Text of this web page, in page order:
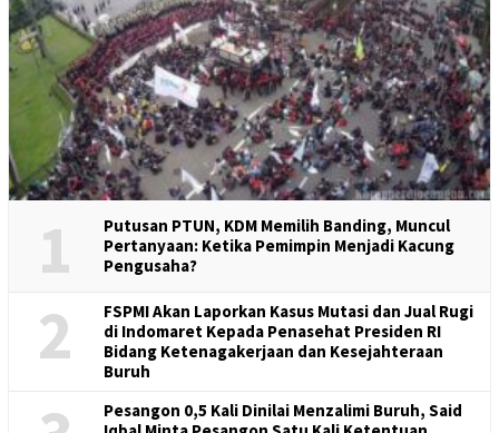
1
Putusan PTUN, KDM Memilih Banding, Muncul
Pertanyaan: Ketika Pemimpin Menjadi Kacung
Pengusaha?
2
FSPMI Akan Laporkan Kasus Mutasi dan Jual Rugi
di Indomaret Kepada Penasehat Presiden RI
Bidang Ketenagakerjaan dan Kesejahteraan
Buruh
Pesangon 0,5 Kali Dinilai Menzalimi Buruh, Said